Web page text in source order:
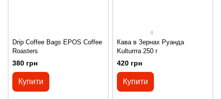
Drip Coffee Bags EPOS Coffee
Roasters
380 грн
Купити
4
Кава в Зернах Руанда
Kulturrra 250 г
420 грн
Купити